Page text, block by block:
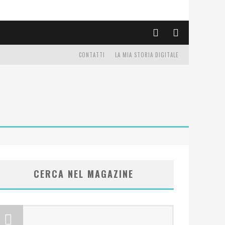
LA MIA STORIA DIGITALE
CONTATTI
CERCA NEL MAGAZINE